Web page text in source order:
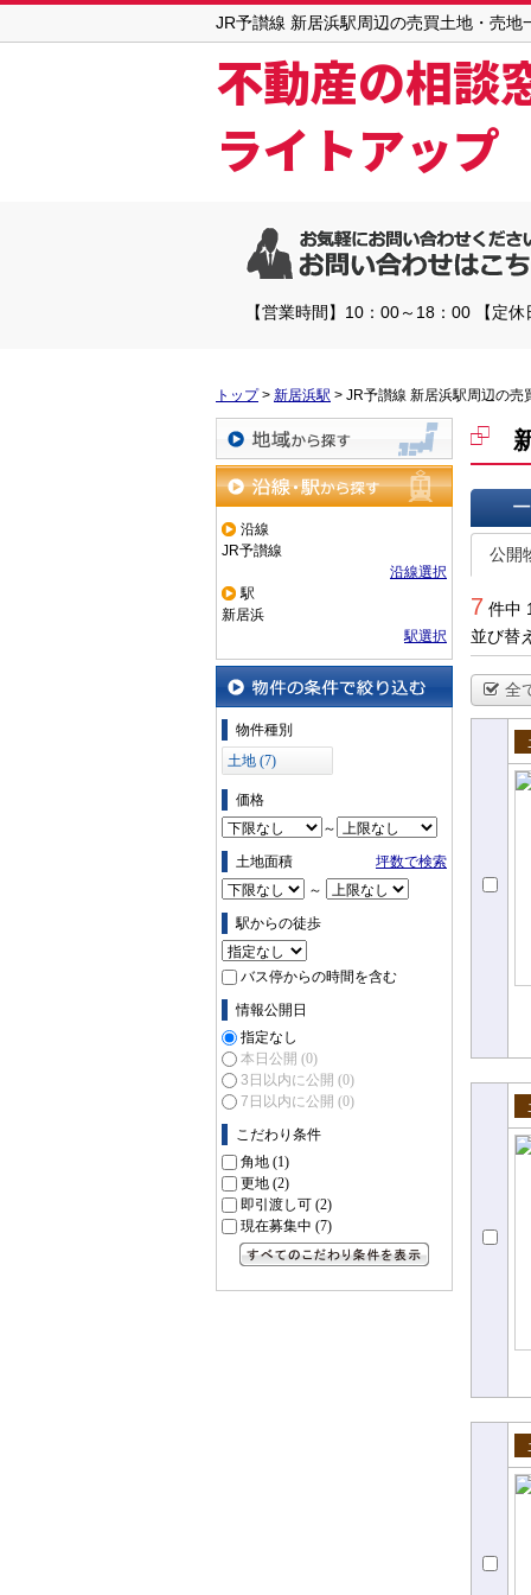
JR予讃線 新居浜駅周辺の売買土地・売
不動産の相談
ライトアップ
【営業時間】10：00～18：00 【定
トップ> 新居浜駅 > JR予讃線 新居浜駅周辺の売
地域から探す
沿線・駅から探す
沿線
JR予讃線
沿線選択
駅
新居浜
駅選択
物件の条件で絞り込む
物件種別
土地 (7)
価格
～
土地面積
坪数で検索
～
駅からの徒歩
バス停からの時間を含む
情報公開日
指定なし
本日公開 (0)
3日以内に公開 (0)
7日以内に公開 (0)
こだわり条件
角地 (1)
更地 (2)
即引渡し可 (2)
現在募集中 (7)
一覧で
公開
7 件中
並び替
全